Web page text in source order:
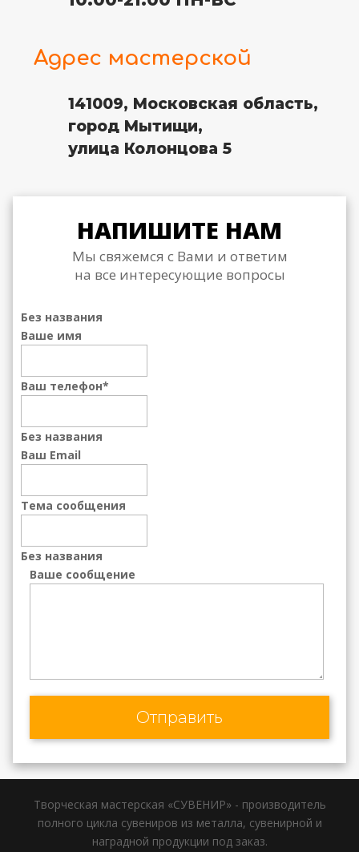
Адрес мастерской
141009, Московская область,
город Мытищи,
улица Колонцова 5
НАПИШИТЕ НАМ
Мы свяжемся с Вами и ответим
на все интересующие вопросы
Без названия
Ваше имя
Ваш телефон*
Без названия
Ваш Email
Тема сообщения
Без названия
Ваше сообщение
Творческая мастерская «СУВЕНИР» - производитель
полного цикла сувениров из металла, сувенирной и
наградной продукции под заказ.